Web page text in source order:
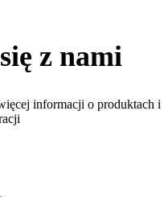
z nami
informacji o produktach i